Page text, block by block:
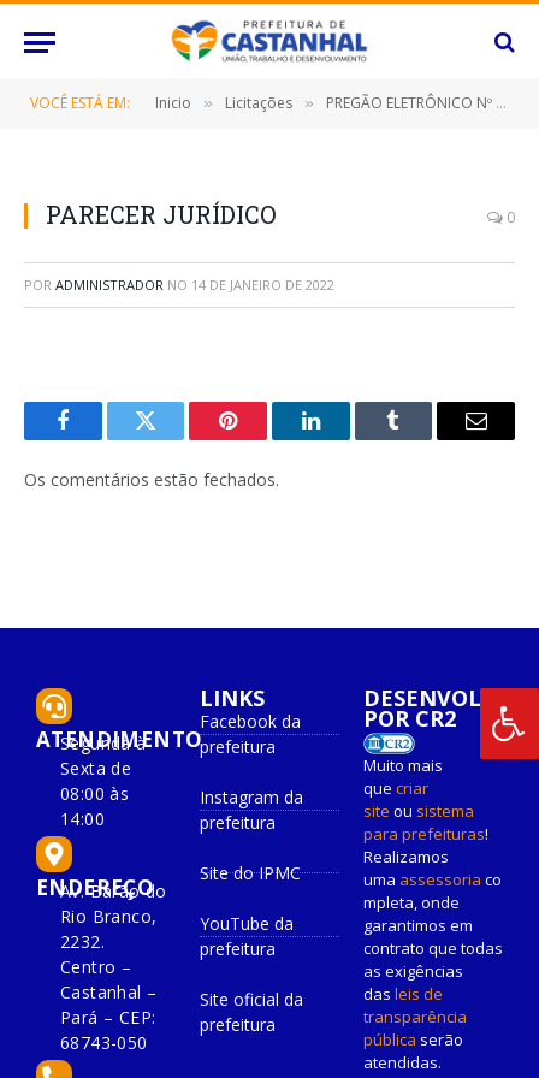
VOCÊ ESTÁ EM: Inicio » Licitações » PREGÃO ELETRÔNICO Nº 050/2021 (Contratação de empresa especializada para fornecimento de mobiliário escolar)
PARECER JURÍDICO 0
POR ADMINISTRADOR NO 14 DE JANEIRO DE 2022
FacebookTwitter Pinterest O
Tumblr
E-
Os comentários estão fechados.
ATENDIMENTO
Segunda à
Sexta de
08:00 às
14:00
ENDEREÇO
Av. Barão do
Rio Branco,
2232.
Centro –
Castanhal –
Pará – CEP:
68743-050
LINKS
Facebook da
prefeitura
Instagram da
prefeitura
Site do IPMC
YouTube da
prefeitura
Site oficial da
prefeitura
DESENVOLVIDO
POR CR2
Muito mais
que criar
site ou sistema
para prefeituras!
Realizamos
uma assessoria co
mpleta, onde
garantimos em
contrato que todas
as exigências
das leis de
transparência
pública serão
atendidas.